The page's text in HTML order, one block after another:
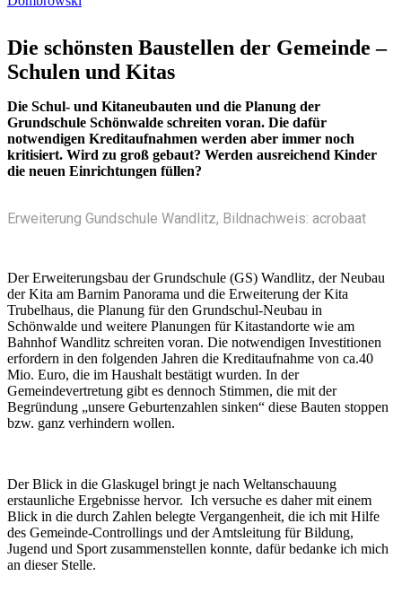
Die schönsten Baustellen der Gemeinde –
Schulen und Kitas
Die Schul- und Kitaneubauten und die Planung der
Grundschule Schönwalde schreiten voran. Die dafür
notwendigen Kreditaufnahmen werden aber immer noch
kritisiert. Wird zu groß gebaut? Werden ausreichend Kinder
die neuen Einrichtungen füllen?
Erweiterung Gundschule Wandlitz, Bildnachweis: acrobaat
Der Erweiterungsbau der Grundschule (GS) Wandlitz, der Neubau
der Kita am Barnim Panorama und die Erweiterung der Kita
Trubelhaus, die Planung für den Grundschul-Neubau in
Schönwalde und weitere Planungen für Kitastandorte wie am
Bahnhof Wandlitz schreiten voran. Die notwendigen Investitionen
erfordern in den folgenden Jahren die Kreditaufnahme von ca.40
Mio. Euro, die im Haushalt bestätigt wurden. In der
Gemeindevertretung gibt es dennoch Stimmen, die mit der
Begründung „unsere Geburtenzahlen sinken“ diese Bauten stoppen
bzw. ganz verhindern wollen.
Der Blick in die Glaskugel bringt je nach Weltanschauung
erstaunliche Ergebnisse hervor. Ich versuche es daher mit einem
Blick in die durch Zahlen belegte Vergangenheit, die ich mit Hilfe
des Gemeinde-Controllings und der Amtsleitung für Bildung,
Jugend und Sport zusammenstellen konnte, dafür bedanke ich mich
an dieser Stelle.